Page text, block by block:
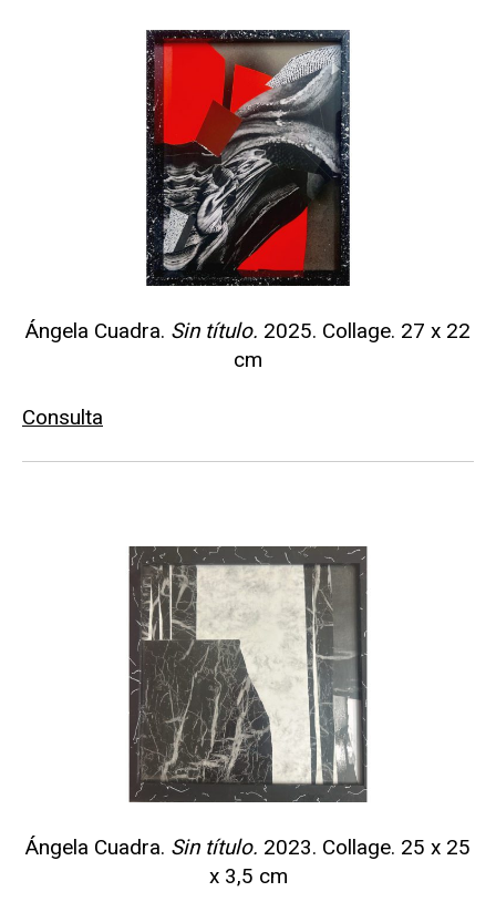
Ángela Cuadra. Sin título. 2025. Collage. 27 x 22
cm
Consulta
Ángela Cuadra. Sin título. 2023. Collage. 25 x 25
x 3,5 cm